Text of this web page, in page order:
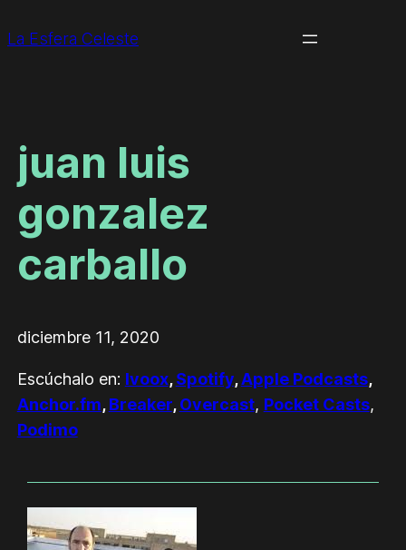
La Esfera Celeste
juan luis
gonzalez
carballo
diciembre 11, 2020
Escúchalo en: Ivoox,Spotify,Apple Podcasts,
Anchor.fm,Breaker,Overcast, Pocket Casts,
Podimo